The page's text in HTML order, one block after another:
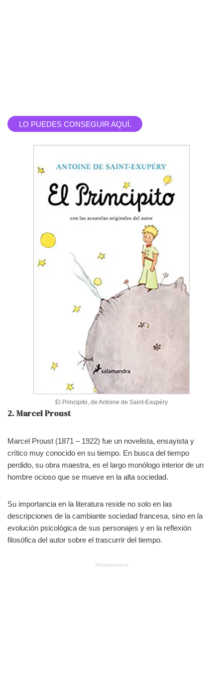
LO PUEDES CONSEGUIR AQUÍ.
El Principito, de Antoine de Saint-Exupéry
2. Marcel Proust
Marcel Proust (1871 – 1922) fue un novelista, ensayista y
crítico muy conocido en su tiempo. En busca del tiempo
perdido, su obra maestra, es el largo monólogo interior de un
hombre ocioso que se mueve en la alta sociedad.
Su importancia en la literatura reside no solo en las
descripciones de la cambiante sociedad francesa, sino en la
evolución psicológica de sus personajes y en la reflexión
filosófica del autor sobre el trascurrir del tiempo.
Advertisement